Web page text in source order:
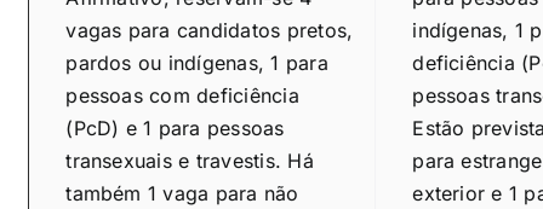
vagas para candidatos pretos,
pardos ou indígenas, 1 para
pessoas com deficiência
(PcD) e 1 para pessoas
transexuais e travestis. Há
também 1 vaga para não
indígenas, 1
deficiência
pessoas
Estão
para
exterior e 1